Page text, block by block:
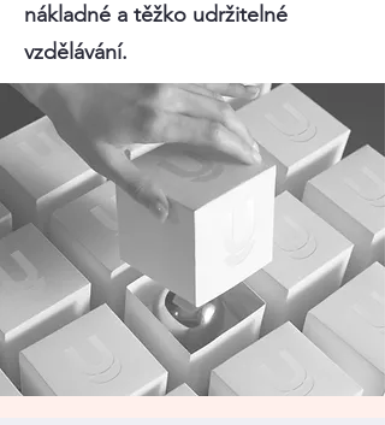
nákladné a těžko udržitelné
vzdělávání.